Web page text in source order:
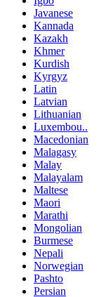
Javanese
Kannada
Kazakh
Khmer
Kurdish
Kyrgyz
Latin
Latvian
Lithuanian
Luxembou..
Macedonian
Malagasy
Malay
Malayalam
Maltese
Maori
Marathi
Mongolian
Burmese
Nepali
Norwegian
Pashto
Persian